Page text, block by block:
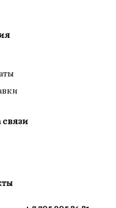
связи